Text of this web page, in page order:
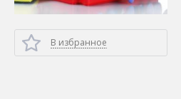
В избранное